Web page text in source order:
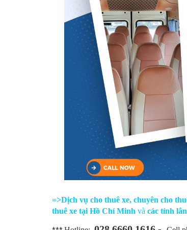
=>Dịch vụ cho thuê xe, chuyên cho
thuê xe tại Hồ Chí Minh và các tỉnh